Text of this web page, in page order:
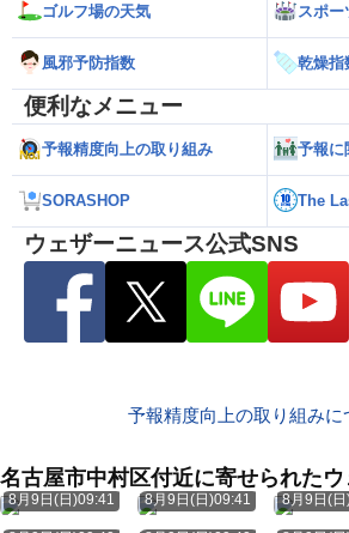
ゴルフ場の天気 スポー
風邪予防指数 乾燥指
便利なメニュー
予報精度向上の取り組み 予報に
SORASHOP The
ウェザーニュース公式SNS
予報精度向上の取り組みに
名古屋市中村区付近に寄せられた
8月9日(日)09:41 8月9日(日)09:41 8月9日(日